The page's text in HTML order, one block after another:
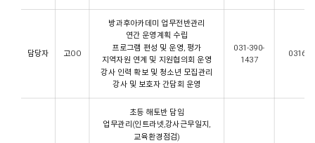
담당자 고OO
방과후아카데미 업무전반관리
연간 운영계획 수립
프로그램 편성 및 운영, 평가
지역자원 연계 및 지원협의회 운영
강사 인력 확보 및 청소년 모집관리
강사 및 보호자 간담회 운영
031-390-
1437
초등 해토반 담임
업무관리(인트라넷,강사근무일지,
교육환경점검)